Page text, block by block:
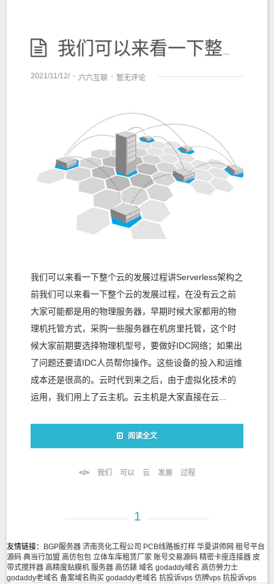
我们可以来看一下整个云的发展过程
2021/11/12/ - 六六互联 - 暂无评论
我们可以来看一下整个云的发展过程讲Serverless架构之
前我们可以来看一下整个云的发展过程，在没有云之前
大家可能都是用的物理服务器，早期时候大家都用的物
理机托管方式，采购一些服务器在机房里托管，这个时
候大家前期要选择物理机型号，要做好IDC网络；如果出
了问题还要请IDC人员帮你操作。这些设备的投入和运维
成本还是很高的。云时代到来之后，由于虚拟化技术的
运用，我们用上了云主机。云主机是大家直接在云...
阅读全文
我们 可以 云 发展 过程
1
友情链接： BGP服务器 济南亮化工程公司 PCB线路板打样 华夏讲师网 租号平台
源码 典当行加盟 高仿包包 立体车库租赁厂家 账号交易源码 精密卡座连接器 皮
带式搅拌器 高精度贴膜机 服务器 高仿錶 域名 godaddy域名 高仿勞力士
godaddy老域名 备案域名购买 godaddy老域名 抗投诉vps 仿牌vps 抗投诉vps